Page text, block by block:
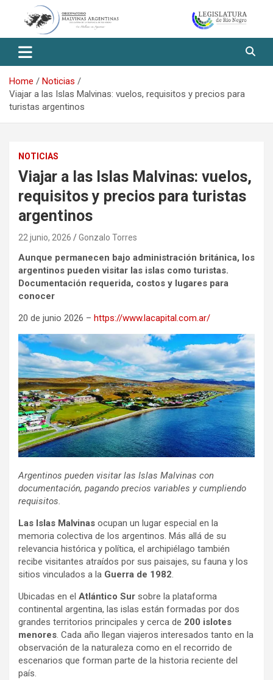
Observatorio Malvinas – Río
Negro
Home
Noticias
Viajar a las Islas Malvinas: vuelos, requisitos y precios para
turistas argentinos
NOTICIAS
Viajar a las Islas Malvinas: vuelos,
requisitos y precios para turistas
argentinos
22 junio, 2026 Gonzalo Torres
Aunque permanecen bajo administración británica, los
argentinos pueden visitar las islas como turistas.
Documentación requerida, costos y lugares para
conocer
20 de junio 2026 – https://www.lacapital.com.ar/
Argentinos pueden visitar las Islas Malvinas con
documentación, pagando precios variables y cumpliendo
requisitos.
Las Islas Malvinas ocupan un lugar especial en la
memoria colectiva de los argentinos. Más allá de su
relevancia histórica y política, el archipiélago también
recibe visitantes atraídos por sus paisajes, su fauna y los
sitios vinculados a la Guerra de 1982.
Ubicadas en el Atlántico Sur sobre la plataforma
continental argentina, las islas están formadas por dos
grandes territorios principales y cerca de 200 islotes
menores. Cada año llegan viajeros interesados tanto en la
observación de la naturaleza como en el recorrido de
escenarios que forman parte de la historia reciente del
país.